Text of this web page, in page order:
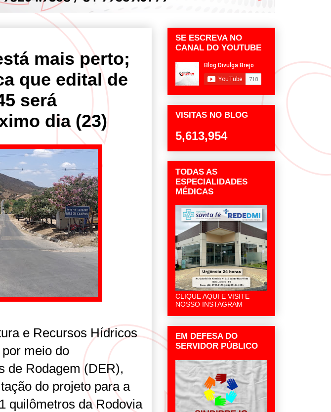
mais perto;
que edital de
será
dia (23)
e Recursos Hídricos
meio do
de Rodagem (DER),
do projeto para a
quilômetros da Rodovia
SE ESCREVA NO
CANAL DO YOUTUBE
VISITAS NO BLOG
5,613,954
TODAS AS
ESPECIALIDADES
MÉDICAS
CLIQUE AQUI E VISITE
NOSSO INSTAGRAM
EM DEFESA DO
SERVIDOR PÚBLICO